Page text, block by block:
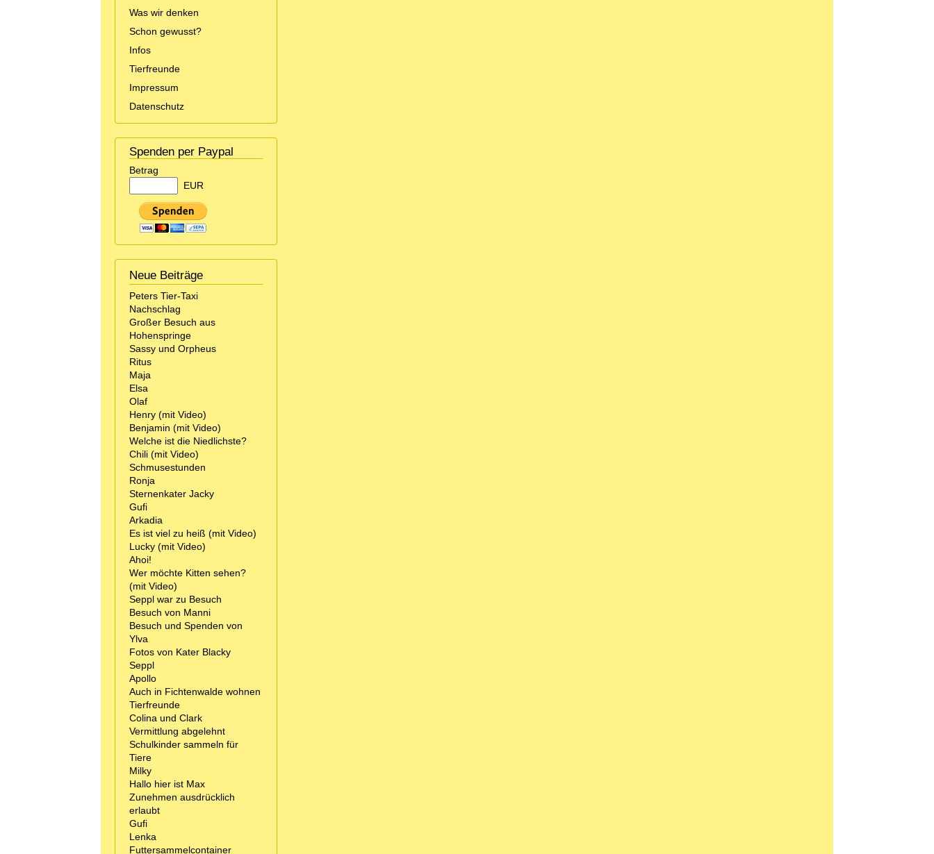
Was wir denken
Schon gewusst?
Infos
Tierfreunde
Impressum
Datenschutz
Spenden per Paypal
Betrag
EUR
Neue Beiträge
Peters Tier-Taxi
Nachschlag
Großer Besuch aus
Hohenspringe
Sassy und Orpheus
Ritus
Maja
Elsa
Olaf
Henry (mit Video)
Benjamin (mit Video)
Welche ist die Niedlichste?
Chili (mit Video)
Schmusestunden
Ronja
Sternenkater Jacky
Gufi
Arkadia
Es ist viel zu heiß (mit Video)
Lucky (mit Video)
Ahoi!
Wer möchte Kitten sehen?
(mit Video)
Seppl war zu Besuch
Besuch von Manni
Besuch und Spenden von
Ylva
Fotos von Kater Blacky
Seppl
Apollo
Auch in Fichtenwalde wohnen
Tierfreunde
Colina und Clark
Vermittlung abgelehnt
Schulkinder sammeln für
Tiere
Milky
Hallo hier ist Max
Zunehmen ausdrücklich
erlaubt
Gufi
Lenka
Futtersammelcontainer